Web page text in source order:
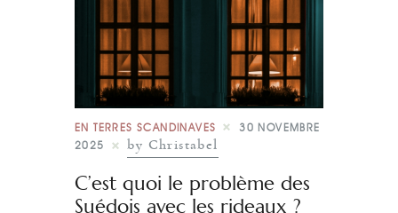
EN TERRES SCANDINAVES
30 NOVEMBRE
2025
by Christabel
C’est quoi le problème des
Suédois avec les rideaux ?